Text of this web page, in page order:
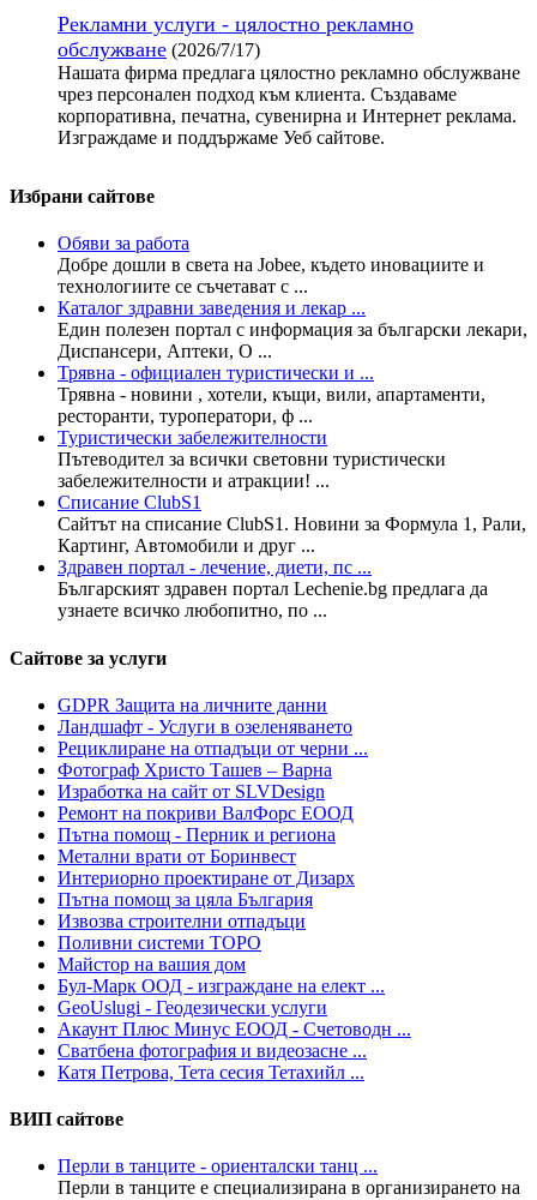
Рекламни услуги - цялостно рекламно
обслужване (2026/7/17)
Нашата фирма предлага цялостно рекламно обслужване
чрез персонален подход към клиента. Създаваме
корпоративна, печатна, сувенирна и Интернет реклама.
Изграждаме и поддържаме Уеб сайтове.
Избрани сайтове
Обяви за работа
Добре дошли в света на Jobee, където иновациите и
технологиите се съчетават с ...
Каталог здравни заведения и лекар ...
Един полезен портал с информация за български лекари,
Диспансери, Аптеки, О ...
Трявна - официален туристически и ...
Трявна - новини , хотели, къщи, вили, апартаменти,
ресторанти, туроператори, ф ...
Туристически забележителности
Пътеводител за всички световни туристически
забележителности и атракции! ...
Списание ClubS1
Сайтът на списание ClubS1. Новини за Формула 1, Рали,
Картинг, Автомобили и друг ...
Здравен портал - лечение, диети, пс ...
Българският здравен портал Lechenie.bg предлага да
узнаете всичко любопитно, по ...
Сайтове за услуги
GDPR Защита на личните данни
Ландшафт - Услуги в озеленяването
Рециклиране на отпадъци от черни ...
Фотограф Христо Ташев – Варна
Изработка на сайт от SLVDesign
Ремонт на покриви ВалФорс ЕООД
Пътна помощ - Перник и региона
Метални врати от Боринвест
Интериорно проектиране от Дизарх
Пътна помощ за цяла България
Извозва строителни отпадъци
Поливни системи ТОРО
Майстор на вашия дом
Бул-Марк ООД - изграждане на елект ...
GeoUslugi - Геодезически услуги
Акаунт Плюс Минус ЕООД - Счетоводн ...
Сватбена фотография и видеозасне ...
Катя Петрова, Тета сесия Тетахийл ...
ВИП сайтове
Перли в танците - ориенталски танц ...
Перли в танците е специализирана в организирането на